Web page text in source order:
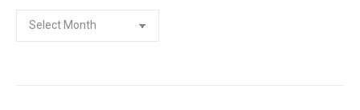
Archives